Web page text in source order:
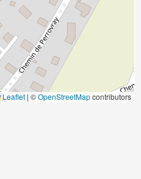
Leaflet | ©OpenStreetMapcontributors